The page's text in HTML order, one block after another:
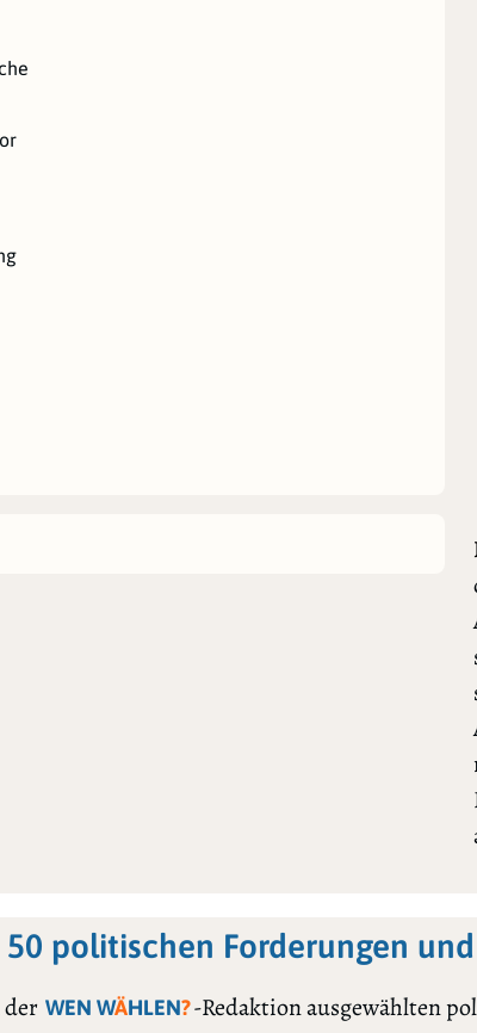
politischen Forderungen
WEN WÄHLEN?-Redaktion ausgewählten